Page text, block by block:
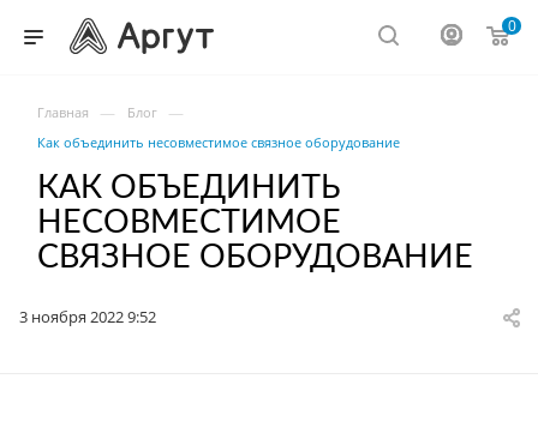
0
Главная — Блог —
Как объединить несовместимое связное оборудование
КАК ОБЪЕДИНИТЬ
НЕСОВМЕСТИМОЕ
СВЯЗНОЕ ОБОРУДОВАНИЕ
3 ноября 2022 9:52